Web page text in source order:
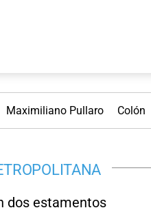
Maximiliano Pullaro Colón
dos estamentos